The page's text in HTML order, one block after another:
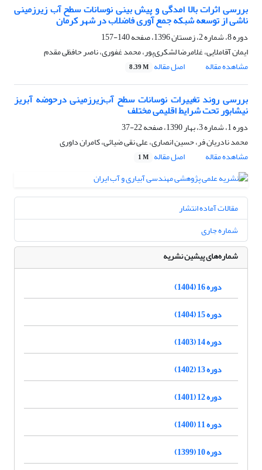
بررسی اثرات بالا امدگی و پیش بینی نوسانات سطح آب زیر‌زمینی
ناشی از توسعه شبکه جمع آوری فاضلاب در شهر کرمان
دوره 8، شماره 2، زمستان 1396، صفحه
140-157
ایمان آقاملایی، غلامرضا لشکری‌پور، محمد غفوری، ناصر حافظی مقدم
مشاهده مقاله
اصل مقاله 8.39 M
بررسی روند تغییرات نوسانات سطح آب‌زیرزمینی‌ درحوضه آبریز
نیشابور تحت شرایط اقلیمی مختلف
دوره 1، شماره 3، بهار 1390، صفحه
22-37
محمد نادریان فر، حسین انصاری، علی نقی ضیائی، کامران داوری
مشاهده مقاله
اصل مقاله 1 M
مقالات آماده انتشار
شماره جاری
شماره‌های پیشین نشریه
دوره 16 (1404)
دوره 15 (1404)
دوره 14 (1403)
دوره 13 (1402)
دوره 12 (1401)
دوره 11 (1400)
دوره 10 (1399)